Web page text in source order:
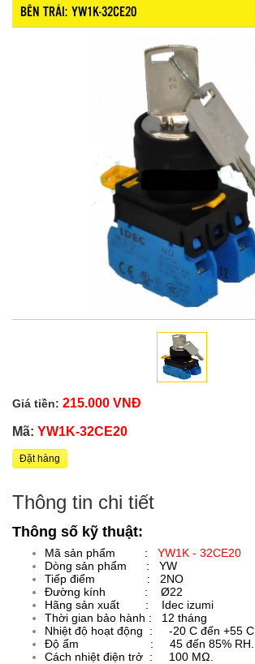
BÊN TRÁI: YW1K-32CE20
Giá tiền: 215.000 VNĐ
Mã: YW1K-32CE20
Đặt hàng
Thông tin chi tiết
Thông số kỹ thuật:
Mã sản phẩm :
YW1K - 32CE20
Dòng sản phẩm : YW
Tiếp điểm : 2NO
Đường kính : Ø22
Hãng sản xuất : Idec izumi
Thời gian bảo hành : 12 tháng
Nhiệt độ hoạt động : -20 C đến +55 C.
Độ ẩm : 45 đến 85% RH.
Cách nhiệt điện trở : 100 MΩ.